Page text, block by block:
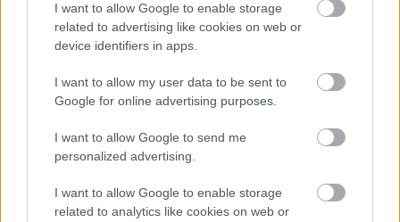
I want to allow Google to enable storage
related to advertising like cookies on web or
device identifiers in apps.
I want to allow my user data to be sent to
Google for online advertising purposes.
I want to allow Google to send me
personalized advertising.
I want to allow Google to enable storage
related to analytics like cookies on web or